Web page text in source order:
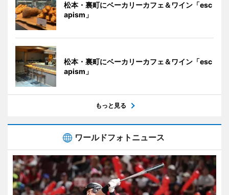
松本・裏町にベーカリーカフェ＆ワイン「esc
apism」
松本・裏町にベーカリーカフェ＆ワイン「esc
apism」
もっと見る
ワールドフォトニュース